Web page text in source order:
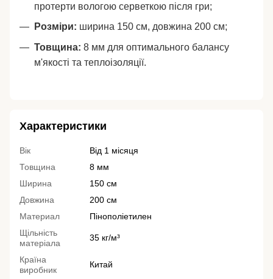
протерти вологою серветкою після гри;
Розміри: ширина 150 см, довжина 200 см;
Товщина: 8 мм для оптимального балансу
м'якості та теплоізоляції.
Характеристики
Вік
Від 1 місяця
Товщина
8 мм
Ширина
150 см
Довжина
200 см
Материал
Пінополіетилен
Щільність
матеріала
35 кг/м³
Країна
виробник
Китай